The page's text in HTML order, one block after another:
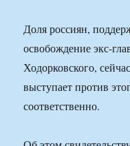
Доля россиян,
освобождение экс-
Ходорковского,
выступает против
соответственно.